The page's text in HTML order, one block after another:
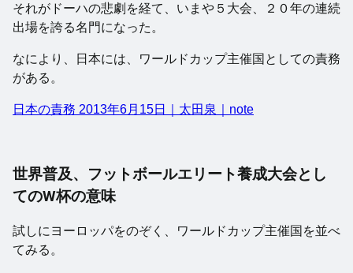
それがドーハの悲劇を経て、いまや５大会、２０年の連続
出場を誇る名門になった。
なにより、日本には、ワールドカップ主催国としての責務
がある。
日本の責務 2013年6月15日｜太田泉｜note
世界普及、フットボールエリート養成大会とし
てのW杯の意味
試しにヨーロッパをのぞく、ワールドカップ主催国を並べ
てみる。